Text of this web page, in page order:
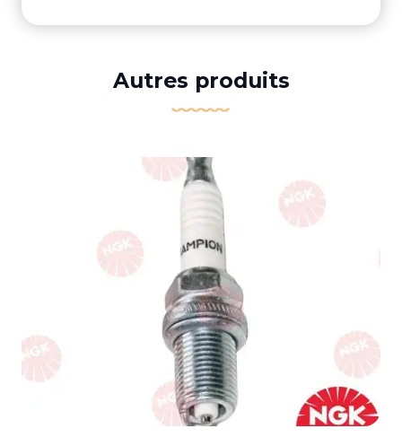
Autres produits